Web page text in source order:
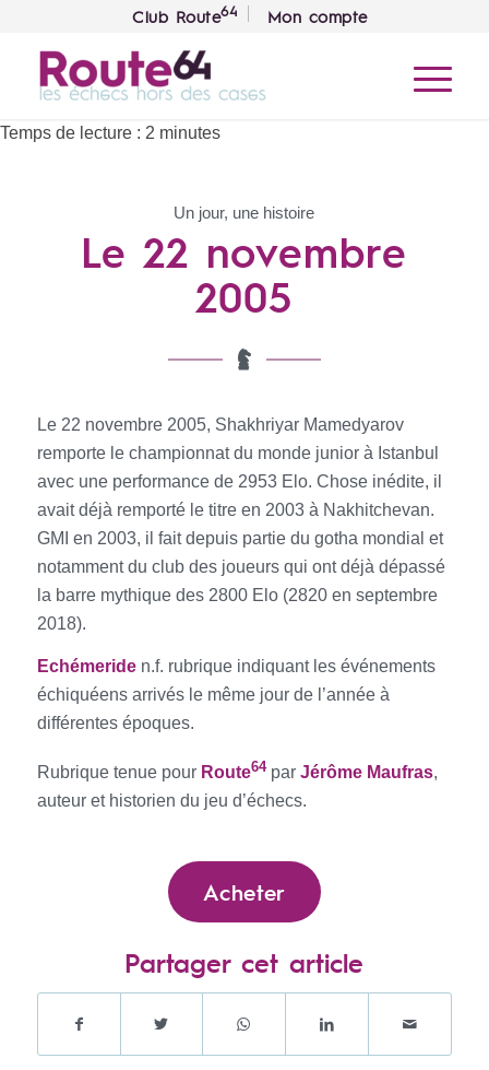
Club Route64 Mon compte
Temps de lecture : 2 minutes
Un jour, une histoire
Le 22 novembre
2005
Le 22 novembre 2005, Shakhriyar Mamedyarov
remporte le championnat du monde junior à Istanbul
avec une performance de 2953 Elo. Chose inédite, il
avait déjà remporté le titre en 2003 à Nakhitchevan.
GMI en 2003, il fait depuis partie du gotha mondial et
notamment du club des joueurs qui ont déjà dépassé
la barre mythique des 2800 Elo (2820 en septembre
2018).
Echémeriden.f. rubrique indiquant les événements
échiquéens arrivés le même jour de l’année à
différentes époques.
Rubrique tenue pour Route64par Jérôme Maufras,
auteur et historien du jeu d’échecs.
Acheter
Partager cet article